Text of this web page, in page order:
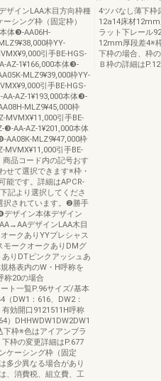
ザインLAA木目方向枠種
シング枠（固定枠）
体❸-AA06H-
枠YY-
引手BE-HGS-
AZ-1¥166,000本体❸-
MLZ9¥39,000枠YY-
引手BE-HGS-
AA-AZ-1¥193,000本体❸-
MLZ9¥45,000枠
MVMX¥11,000引手BE-
❸-AA-AZ-1¥201,000本体
AA08K-MLZ9¥47,000枠
MVMX¥11,000引手BE-
商品コード内の記号おす
せて選択できます※枠・
能です。詳細はAPCR-
より選択してくださ
択されています。❷勝手
ザイン本体デザイン
デザインLAA木目
ークありYYプレシャス
モークオークありDMグ
りDTピンクアッシュあ
格表内のW・H呼称を
称20の場合
ト一覧P.96サイズ/基本
DW1：616、DW2：
効開口9121511H呼称
）DHHWDW1DW2DW1
枠※色はアイアンブラ
枠の変更詳細はP.677
ケーシング枠（固定
多少異なる場合があり
、消費税、組立費、工
4ツバなし薄下枠
12a14床材
ラット下レール
12mm厚段差4※
下枠の場合、枠
Ｂ枠の詳細は